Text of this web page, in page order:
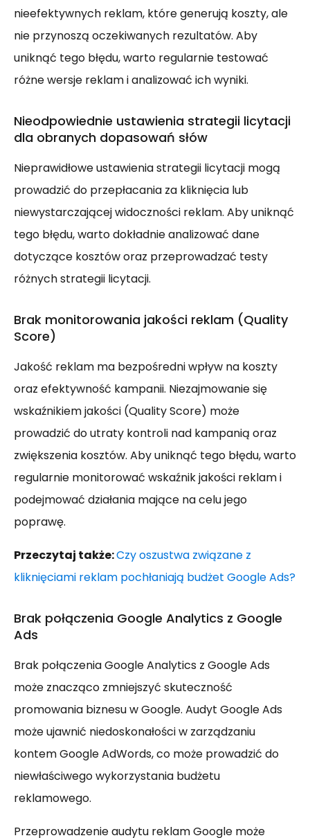
nieefektywnych reklam, które generują koszty, ale
nie przynoszą oczekiwanych rezultatów. Aby
uniknąć tego błędu, warto regularnie testować
różne wersje reklam i analizować ich wyniki.
Nieodpowiednie ustawienia strategii licytacji
dla obranych dopasowań słów
Nieprawidłowe ustawienia strategii licytacji mogą
prowadzić do przepłacania za kliknięcia lub
niewystarczającej widoczności reklam. Aby uniknąć
tego błędu, warto dokładnie analizować dane
dotyczące kosztów oraz przeprowadzać testy
różnych strategii licytacji.
Brak monitorowania jakości reklam (Quality
Score)
Jakość reklam ma bezpośredni wpływ na koszty
oraz efektywność kampanii. Niezajmowanie się
wskaźnikiem jakości (Quality Score) może
prowadzić do utraty kontroli nad kampanią oraz
zwiększenia kosztów. Aby uniknąć tego błędu, warto
regularnie monitorować wskaźnik jakości reklam i
podejmować działania mające na celu jego
poprawę.
Przeczytaj także:Czy oszustwa związane z
kliknięciami reklam pochłaniają budżet Google Ads?
Brak połączenia Google Analytics z Google
Ads
Brak połączenia Google Analytics z Google Ads
może znacząco zmniejszyć skuteczność
promowania biznesu w Google. Audyt Google Ads
może ujawnić niedoskonałości w zarządzaniu
kontem Google AdWords, co może prowadzić do
niewłaściwego wykorzystania budżetu
reklamowego.
Przeprowadzenie audytu reklam Google może